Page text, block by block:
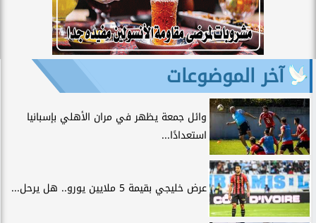
آخر الموضوعات
وائل جمعة يظهر في مران الأهلي بإسبانيا
استعدادًا...
عرض خليجي بقيمة 5 ملايين يورو.. هل يرحل...